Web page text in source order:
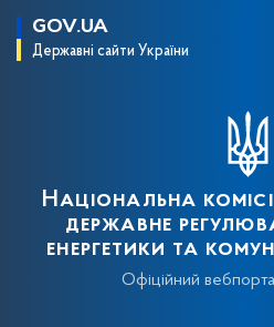
GOV.UA
Державні сайти України
Національна
державне
енергетики та
Офіційний